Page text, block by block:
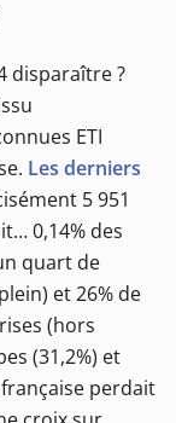
disparaître ?
ETI
Les derniers
5 951
0,14% des
quart de
et 26% de
(hors
(31,2%) et
française perdait